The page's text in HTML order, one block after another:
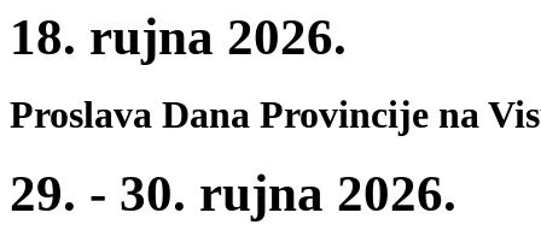
18. rujna 2026.
Proslava Dana Provincije na
29. - 30. rujna 2026.